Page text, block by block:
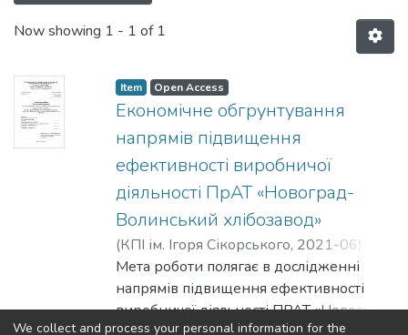
Now showing 1 - 1 of 1
Item Open Access
Економічне обгрунтування
напрямів підвищення
ефективності виробничої
діяльності ПрАТ «Новоград-
Волинський хлібозавод»
(КПІ ім. Ігоря Сікорського, 2021-06)
Ганіч, Світлана Сергіївна;Тульчинська,
Світлана Олександрівна
Мета роботи полягає в дослідженні
напрямів підвищення ефективності
виробничої діяльності ПРАТ «Новоград-
We collect and process your personal information for the